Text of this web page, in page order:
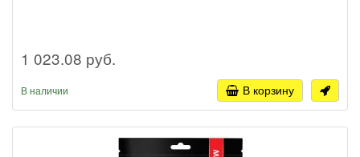
1 023.08 руб.
В наличии В корзину